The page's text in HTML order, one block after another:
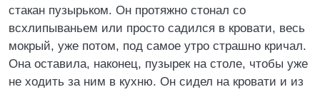
стакан пузырьком. Он протяжно стонал со
всхлипываньем или просто садился в кровати, весь
мокрый, уже потом, под самое утро страшно кричал.
Она оставила, наконец, пузырек на столе, чтобы уже
не ходить за ним в кухню. Он сидел на кровати и из